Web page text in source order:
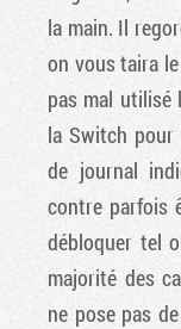
la main. Il
on vous taira
pas mal utilisé
la Switch pour
de journal
contre parfois
débloquer tel
majorité des
ne pose pas